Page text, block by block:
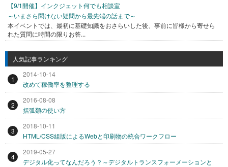
【9/1開催】インクジェット何でも相談室
～いまさら聞けない疑問から最先端の話まで～
本イベントでは、最初に基礎知識をおさらいした後、事前に皆様から寄せら
れた質問に時間の限りお答...
人気記事ランキング
1
2014-10-14
改めて稼働率を整理する
2
2016-08-08
括弧類の使い方
3
2018-10-11
HTML/CSS組版によるWebと印刷物の統合ワークフロー
4
2019-05-27
デジタル化ってなんだろう？～デジタルトランスフォーメーションと